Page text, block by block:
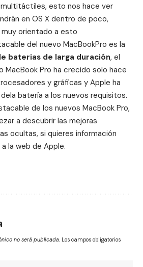
esto nos hace ver
en OS X dentro de poco,
orientado a esto
del nuevo MacBookPro es la
baterias de larga duración, el
MacBook Pro ha crecido solo hace
y gráficas y Apple ha
batería a los nuevos requisitos.
de los nuevos MacBook Pro,
a descubrir las mejoras
ocultas, si quieres información
la web de Apple.
no será publicada. Los campos obligatorios